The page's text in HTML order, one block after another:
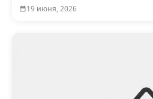
19 июня, 2026